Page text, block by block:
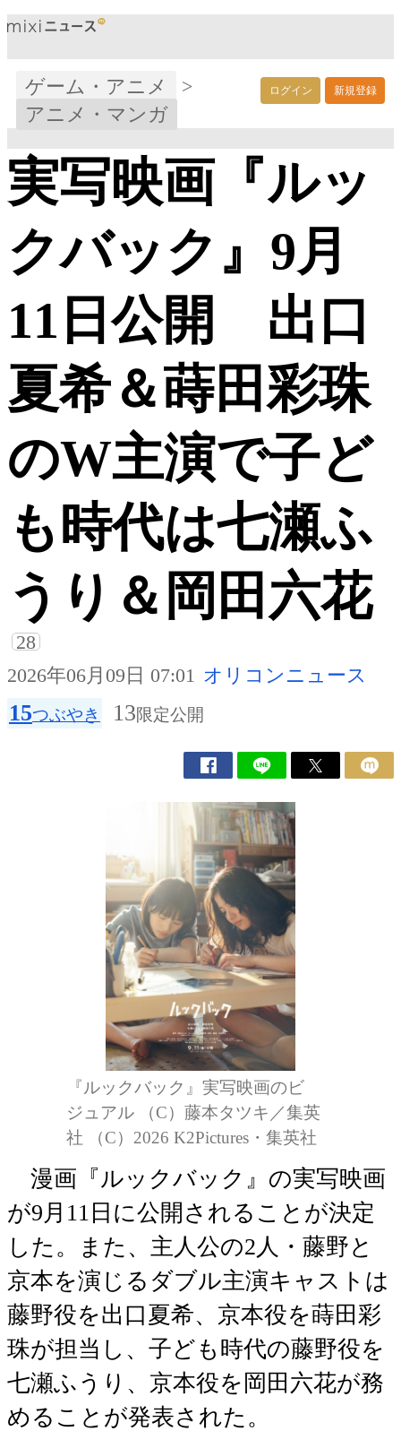
ログイン 新規登録
ゲーム・アニメ
>
アニメ・マンガ
実写映画『ルッ
クバック』9月
11日公開 出口
夏希＆蒔田彩珠
のW主演で子ど
も時代は七瀬ふ
うり＆岡田六花
28
2026年06月09日 07:01 オリコンニュース
15つぶやき 13限定公開
『ルックバック』実写映画のビ
ジュアル （C）藤本タツキ／集英
社 （C）2026 K2Pictures・集英社
漫画『ルックバック』の実写映画
が9月11日に公開されることが決定
した。また、主人公の2人・藤野と
京本を演じるダブル主演キャストは
藤野役を出口夏希、京本役を蒔田彩
珠が担当し、子ども時代の藤野役を
七瀬ふうり、京本役を岡田六花が務
めることが発表された。